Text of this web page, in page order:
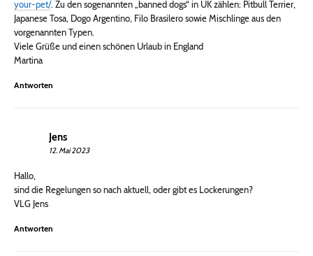
your-pet/. Zu den sogenannten „banned dogs“ in UK zählen: Pitbull Terrier,
Japanese Tosa, Dogo Argentino, Filo Brasilero sowie Mischlinge aus den
vorgenannten Typen.
Viele Grüße und einen schönen Urlaub in England
Martina
Antworten
Jens
12. Mai 2023
Hallo,
sind die Regelungen so nach aktuell, oder gibt es Lockerungen?
VLG Jens
Antworten